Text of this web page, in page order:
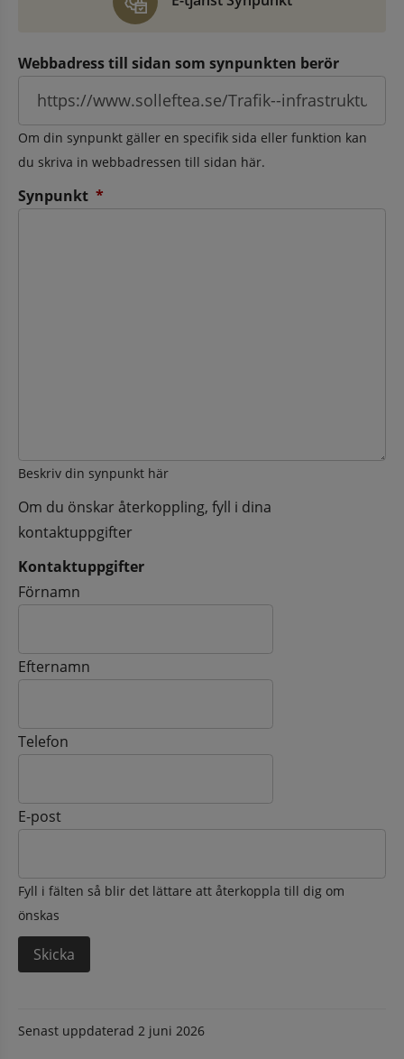
Webbadress till sidan som synpunkten berör
Om din synpunkt gäller en specifik sida eller funktion kan
du skriva in webbadressen till sidan här.
Synpunkt *
Beskriv din synpunkt här
Om du önskar återkoppling, fyll i dina
kontaktuppgifter
Kontaktuppgifter
Kontaktuppgifter
Förnamn
Efternamn
Telefon
E-post
Fyll i fälten så blir det lättare att återkoppla till dig om
önskas
Senast uppdaterad 2 juni 2026